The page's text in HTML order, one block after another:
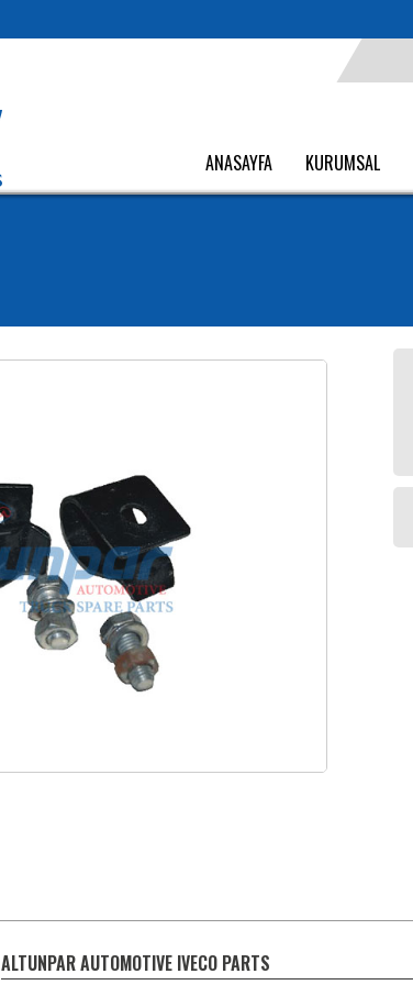
ANASAYFA KURUMSAL
ALTUNPAR AUTOMOTIVE IVECO PARTS